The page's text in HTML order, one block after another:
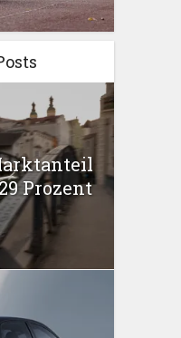
Prozent